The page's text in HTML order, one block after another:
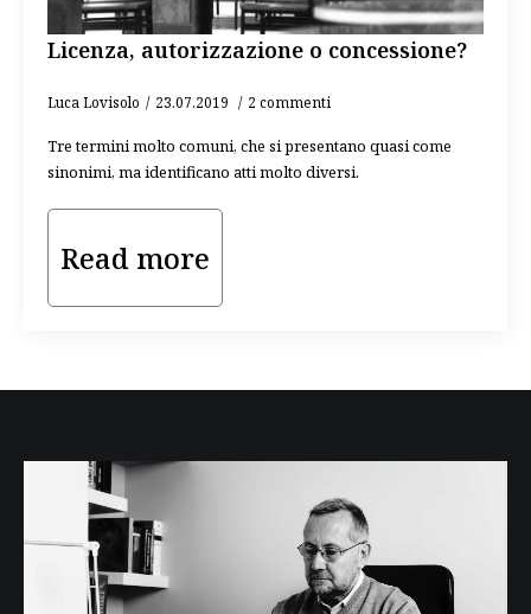
Licenza, autorizzazione o concessione?
Luca Lovisolo 23.07.2019 2 commenti
Tre termini molto comuni, che si presentano quasi come
sinonimi, ma identificano atti molto diversi.
Read more